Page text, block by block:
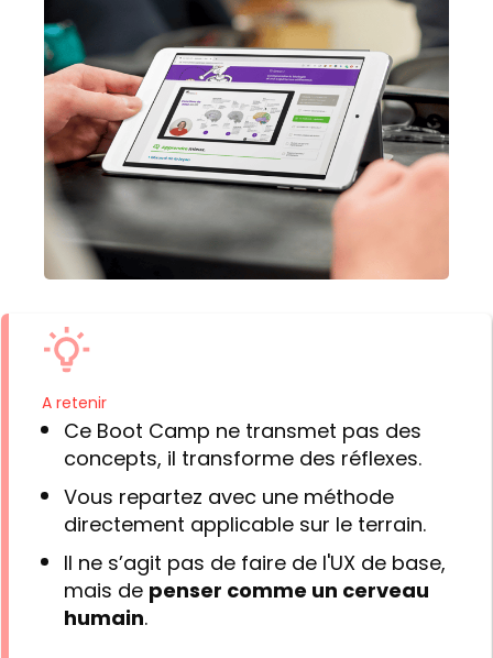
A retenir
Ce Boot Camp ne transmet pas des
concepts, il transforme des réflexes.
Vous repartez avec une méthode
directement applicable sur le terrain.
Il ne s’agit pas de faire de l'UX de base,
mais de penser comme un cerveau
humain.